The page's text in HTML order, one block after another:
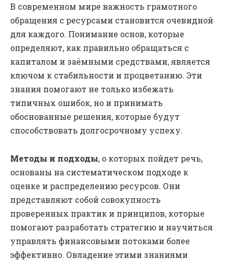
В современном мире важность грамотного
обращения с ресурсами становится очевидной
для каждого. Понимание основ, которые
определяют, как правильно обращаться с
капиталом и заёмными средствами, является
ключом к стабильности и процветанию. Эти
знания помогают не только избежать
типичных ошибок, но и принимать
обоснованные решения, которые будут
способствовать долгосрочному успеху.
Методы и подходы, о которых пойдет речь,
основаны на систематическом подходе к
оценке и распределению ресурсов. Они
представляют собой совокупность
проверенных практик и принципов, которые
помогают разработать стратегию и научиться
управлять финансовыми потоками более
эффективно. Овладение этими знаниями